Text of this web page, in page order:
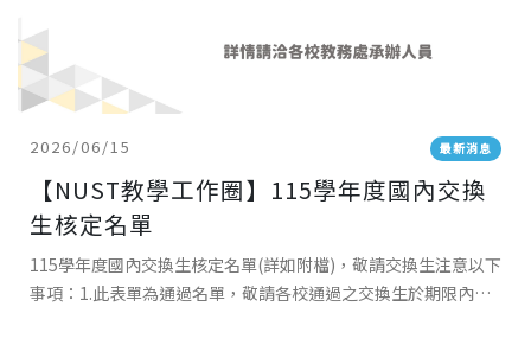
2026/06/15 最新消息
【NUST教學工作圈】115學年度國內交換
生核定名單
115學年度國內交換生核定名單(詳如附檔)，敬請交換生注意以下
事項：1.此表單為通過名單，敬請各校通過之交換生於期限內回